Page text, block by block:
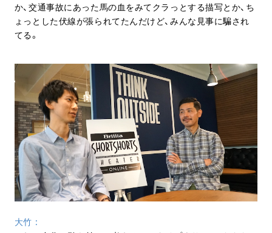
か、交通事故にあった馬の血をみてクラっとする描写とか、ち
ょっとした伏線が張られてたんだけど、みんな見事に騙され
てる。
大竹